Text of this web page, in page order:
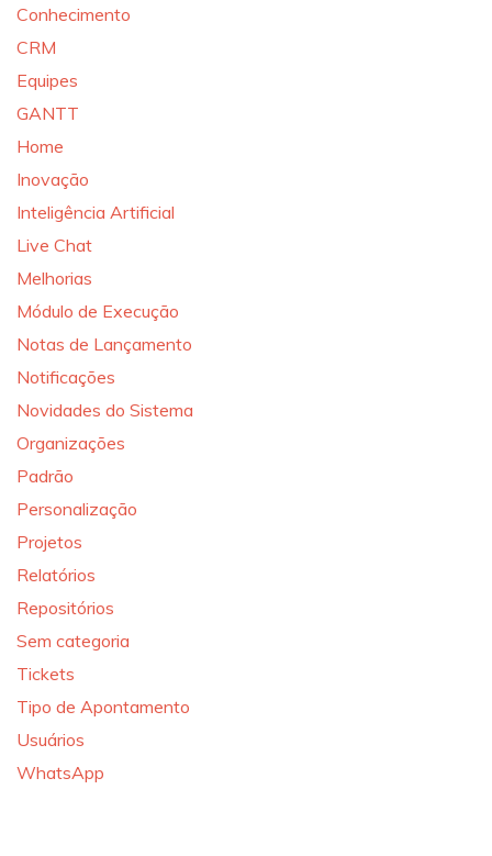
Conhecimento
CRM
Equipes
GANTT
Home
Inovação
Inteligência Artificial
Live Chat
Melhorias
Módulo de Execução
Notas de Lançamento
Notificações
Novidades do Sistema
Organizações
Padrão
Personalização
Projetos
Relatórios
Repositórios
Sem categoria
Tickets
Tipo de Apontamento
Usuários
WhatsApp